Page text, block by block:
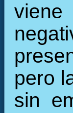
pero
sin